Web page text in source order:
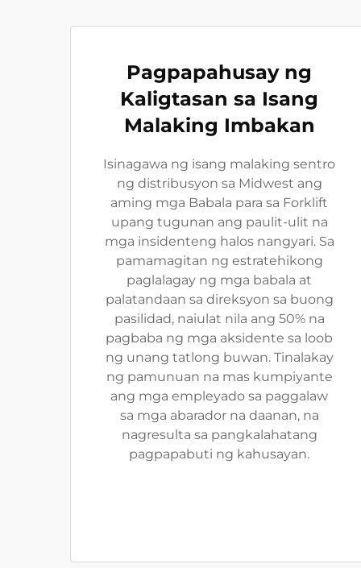
Pagpapahusay ng
Kaligtasan sa Isang
Malaking Imbakan
Isinagawa ng isang malaking sentro
ng distribusyon sa Midwest ang
aming mga Babala para sa Forklift
upang tugunan ang paulit-ulit na
mga insidenteng halos nangyari. Sa
pamamagitan ng estratehikong
paglalagay ng mga babala at
palatandaan sa direksyon sa buong
pasilidad, naiulat nila ang 50% na
pagbaba ng mga aksidente sa loob
ng unang tatlong buwan. Tinalakay
ng pamunuan na mas kumpiyante
ang mga empleyado sa paggalaw
sa mga abarador na daanan, na
nagresulta sa pangkalahatang
pagpapabuti ng kahusayan.